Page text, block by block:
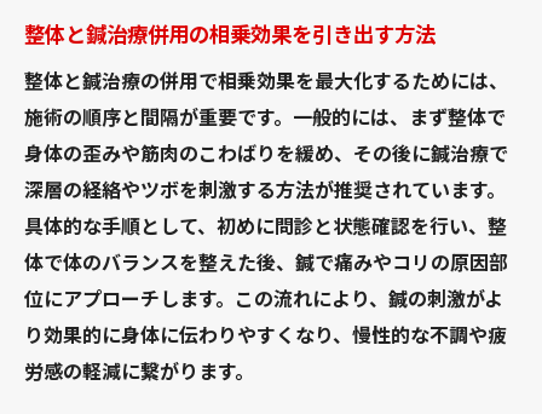
整体と鍼治療併用の相乗効果を引き出す方法
整体と鍼治療の併用で相乗効果を最大化するためには、
施術の順序と間隔が重要です。一般的には、まず整体で
身体の歪みや筋肉のこわばりを緩め、その後に鍼治療で
深層の経絡やツボを刺激する方法が推奨されています。
具体的な手順として、初めに問診と状態確認を行い、整
体で体のバランスを整えた後、鍼で痛みやコリの原因部
位にアプローチします。この流れにより、鍼の刺激がよ
り効果的に身体に伝わりやすくなり、慢性的な不調や疲
労感の軽減に繋がります。